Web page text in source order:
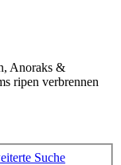
Anoraks &
ripen verbrennen
Suche